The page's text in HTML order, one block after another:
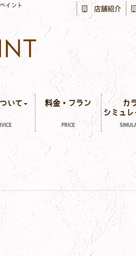
イント 店舗紹介
いて
PRICE
料金・プラン
カ
シミュ